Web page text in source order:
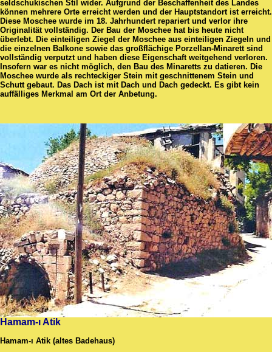
seldschukischen Stil wider. Aufgrund der Beschaffenheit des Landes
können mehrere Orte erreicht werden und der Hauptstandort ist erreicht.
Diese Moschee wurde im 18. Jahrhundert repariert und verlor ihre
Originalität vollständig. Der Bau der Moschee hat bis heute nicht
überlebt. Die einteiligen Ziegel der Moschee aus einteiligen Ziegeln und
die einzelnen Balkone sowie das großflächige Porzellan-Minarett sind
vollständig verputzt und haben diese Eigenschaft weitgehend verloren.
Insofern war es nicht möglich, den Bau des Minaretts zu datieren. Die
Moschee wurde als rechteckiger Stein mit geschnittenem Stein und
Schutt gebaut. Das Dach ist mit Dach und Dach gedeckt. Es gibt kein
auffälliges Merkmal am Ort der Anbetung.
Hamam-ı Atik
Hamam-ı Atik (altes Badehaus)